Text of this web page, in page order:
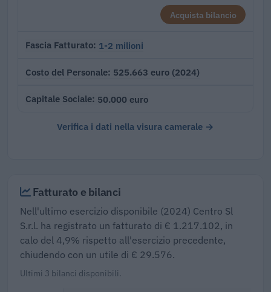
Acquista bilancio
Fascia Fatturato 1-2 milioni
Costo del Personale 525.663 euro (2024)
Capitale Sociale 50.000 euro
Verifica i dati nella visura camerale →
Fatturato e bilanci
Nell'ultimo esercizio disponibile (2024) Centro Sl
S.r.l. ha registrato un fatturato di € 1.217.102, in
calo del 4,9% rispetto all'esercizio precedente,
chiudendo con un utile di € 29.576.
Ultimi 3 bilanci disponibili.